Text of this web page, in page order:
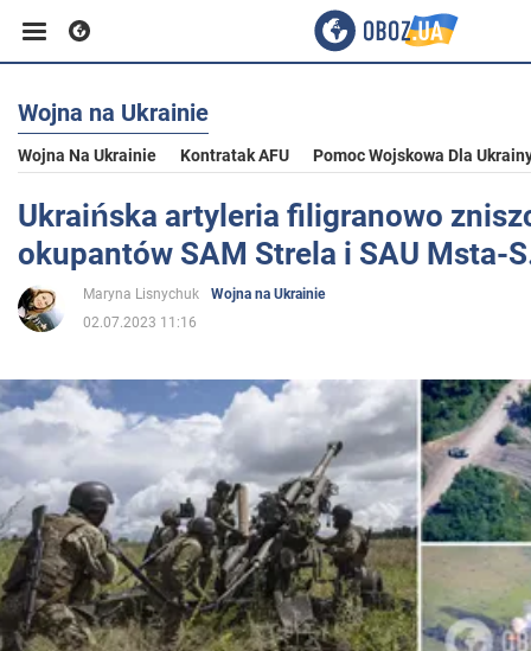
Biznes
Sport
Polityka
Społeczeństwo
Wojna na Ukrainie
Wojna na Ukrainie
Wojna Na Ukrainie Kontratak AFU Pomoc Wojskowa Dla
Ukraińska artyleria filigranowo
okupantów SAM Strela i SAU Msta-
Maryna Lisnychuk
Wojna na Ukrainie
02.07.2023 11:16